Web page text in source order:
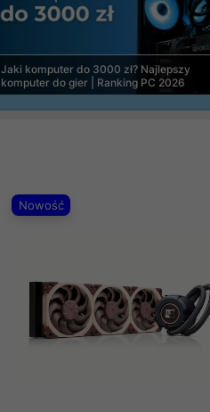
Jaki komputer do 3000 zł? Najlepszy
komputer do gier | Ranking PC 2026
Nowość